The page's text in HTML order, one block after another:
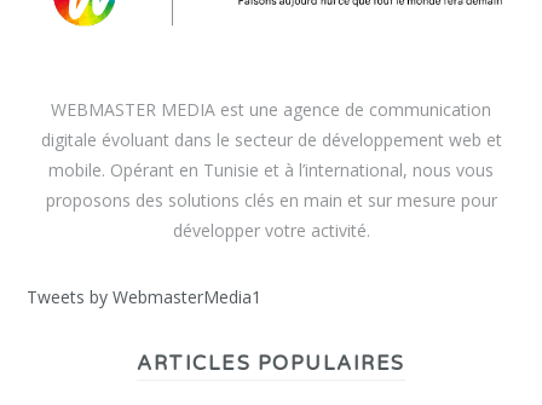
WEBMASTER MEDIA est une agence de communication
digitale évoluant dans le secteur de développement web et
mobile. Opérant en Tunisie et à l’international, nous vous
proposons des solutions clés en main et sur mesure pour
développer votre activité.
Tweets by WebmasterMedia1
ARTICLES POPULAIRES